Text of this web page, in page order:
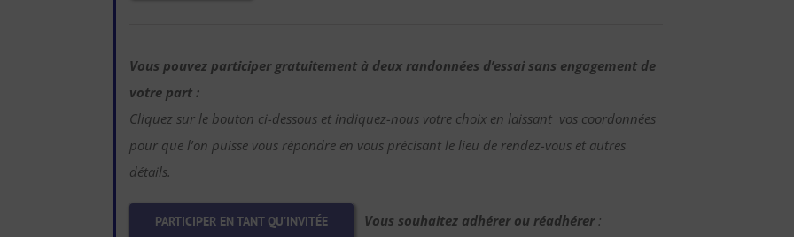
Vous pouvez participer gratuitement à deux randonnées d’essai sans engagement de
votre part :
Cliquez sur le bouton ci-dessous et indiquez-nous votre choix en laissant vos coordonnées
pour que l’on puisse vous répondre en vous précisant le lieu de rendez-vous et autres
détails.
PARTICIPER EN TANT QU’INVITÉE Vous souhaitez adhérer ou réadhérer: